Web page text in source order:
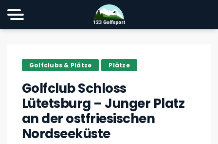
Golfclubs & Plätze Plätze
Golfclub Schloss
Lütetsburg – Junger Platz
an der ostfriesischen
Nordseeküste